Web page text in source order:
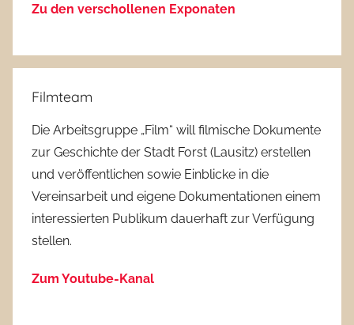
Zu den verschollenen Exponaten
Filmteam
Die Arbeitsgruppe „Film“ will filmische Dokumente
zur Geschichte der Stadt Forst (Lausitz) erstellen
und veröffentlichen sowie Einblicke in die
Vereinsarbeit und eigene Dokumentationen einem
interessierten Publikum dauerhaft zur Verfügung
stellen.
Zum Youtube-Kanal